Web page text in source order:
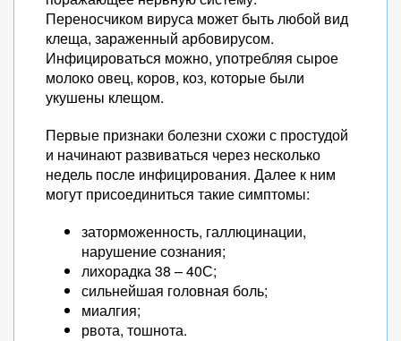
Переносчиком вируса может быть любой вид
клеща, зараженный арбовирусом.
Инфицироваться можно, употребляя сырое
молоко овец, коров, коз, которые были
укушены клещом.
Первые признаки болезни схожи с простудой
и начинают развиваться через несколько
недель после инфицирования. Далее к ним
могут присоединиться такие симптомы:
заторможенность, галлюцинации,
нарушение сознания;
лихорадка 38 – 40С;
сильнейшая головная боль;
миалгия;
рвота, тошнота.